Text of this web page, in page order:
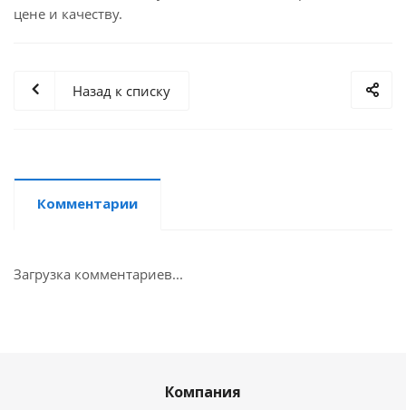
цене и качеству.
Назад к списку
Комментарии
Загрузка комментариев...
Компания